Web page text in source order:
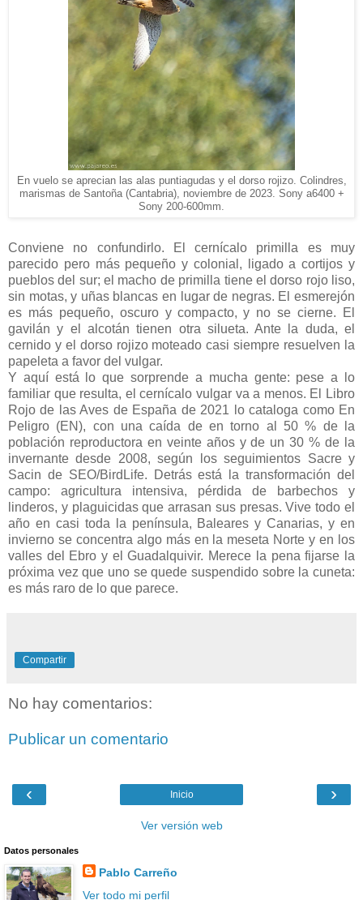
En vuelo se aprecian las alas puntiagudas y el dorso rojizo. Colindres,
marismas de Santoña (Cantabria), noviembre de 2023. Sony a6400 +
Sony 200-600mm.
Conviene no confundirlo. El cernícalo primilla es muy
parecido pero más pequeño y colonial, ligado a cortijos y
pueblos del sur; el macho de primilla tiene el dorso rojo liso,
sin motas, y uñas blancas en lugar de negras. El esmerejón
es más pequeño, oscuro y compacto, y no se cierne. El
gavilán y el alcotán tienen otra silueta. Ante la duda, el
cernido y el dorso rojizo moteado casi siempre resuelven la
papeleta a favor del vulgar.
Y aquí está lo que sorprende a mucha gente: pese a lo
familiar que resulta, el cernícalo vulgar va a menos. El Libro
Rojo de las Aves de España de 2021 lo cataloga como En
Peligro (EN), con una caída de en torno al 50 % de la
población reproductora en veinte años y de un 30 % de la
invernante desde 2008, según los seguimientos Sacre y
Sacin de SEO/BirdLife. Detrás está la transformación del
campo: agricultura intensiva, pérdida de barbechos y
linderos, y plaguicidas que arrasan sus presas. Vive todo el
año en casi toda la península, Baleares y Canarias, y en
invierno se concentra algo más en la meseta Norte y en los
valles del Ebro y el Guadalquivir. Merece la pena fijarse la
próxima vez que uno se quede suspendido sobre la cuneta:
es más raro de lo que parece.
Compartir
No hay comentarios:
Publicar un comentario
‹ ›
Inicio
Ver versión web
Datos personales
Pablo Carreño
Ver todo mi perfil